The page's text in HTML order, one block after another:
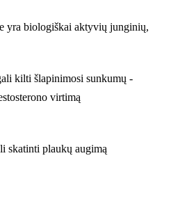
yra biologiškai aktyvių junginių,
kilti šlapinimosi sunkumų -
virtimą
skatinti plaukų augimą